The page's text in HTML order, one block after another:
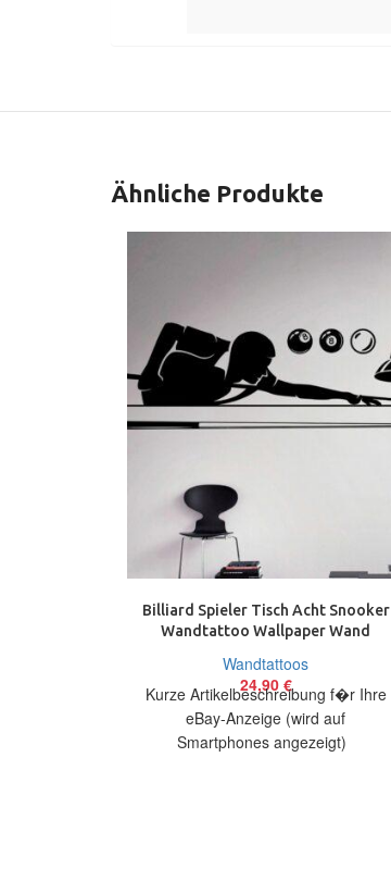
Ähnliche Produkte
Billiard Spieler Tisch Acht Snooker
Wandtattoo Wallpaper Wand
Wandtattoos
24,90 €
Kurze Artikelbeschreibung f�r Ihre
eBay-Anzeige (wird auf
Smartphones angezeigt)